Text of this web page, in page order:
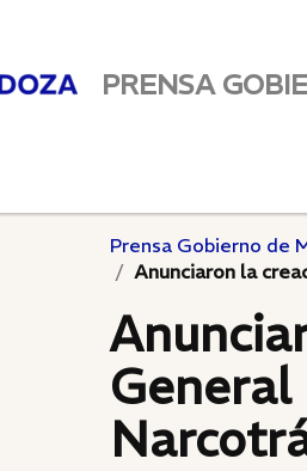
PRENSA
Prensa Gobierno de
Anunciaron la